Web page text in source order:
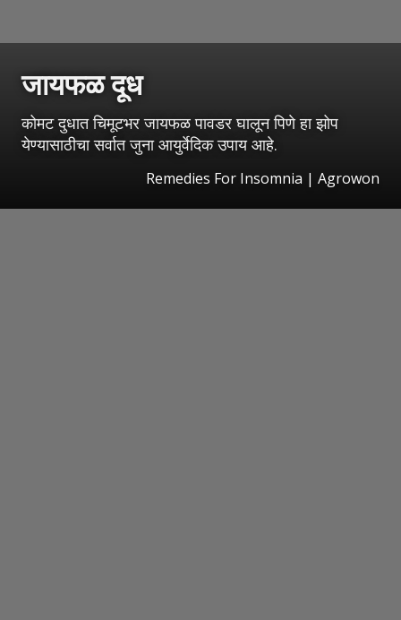
जायफळ दूध
कोमट दुधात चिमूटभर जायफळ पावडर घालून पिणे हा झोप
येण्यासाठीचा सर्वात जुना आयुर्वेदिक उपाय आहे.
Remedies For Insomnia | Agrowon